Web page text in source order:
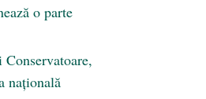
o parte
națională